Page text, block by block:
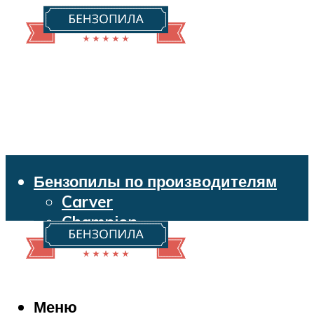
Бензопилы по производителям
Carver
Champion
Echo
Husqvarna
Makita
Меню